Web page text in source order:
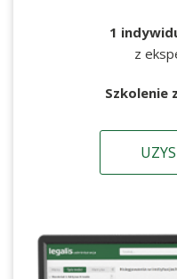
1
z
Szkolenie